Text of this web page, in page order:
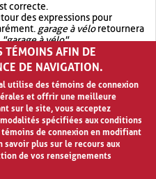
correcte.
des expressions pour
garage à véloretournera
"garage à vélo".
avec OR.garage OR vélo
quegarage à vélo
TÉMOINS AFIN DE
DE NAVIGATION.
utilise des témoins de connexion
et offrir une meilleure
sur le site, vous acceptez
spécifiées aux conditions
de connexion en modifiant
savoir plus sur le recours aux
de vos renseignements